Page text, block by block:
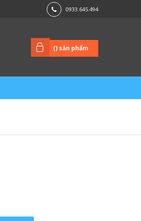
0933.645.494
() sản phẩm